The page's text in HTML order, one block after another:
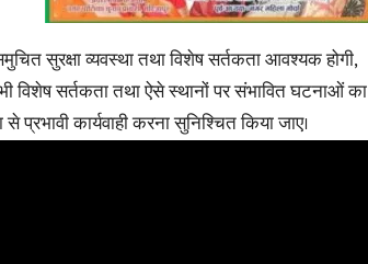
सुरक्षा व्यवस्था तथा विशेष सर्तकता आवश्यक होगी,
विशेष सर्तकता तथा ऐसे स्थानों पर संभावित घटनाओं का
कार्यवाही करना सुनिश्चित किया जाए।